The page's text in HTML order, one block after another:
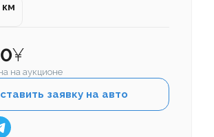
км
¥
на аукционе
заявку на авто